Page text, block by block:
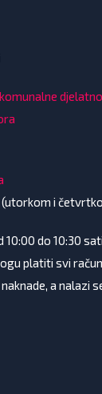
(utorkom i
10:00 do 10:30 sati
platiti svi
a nalazi